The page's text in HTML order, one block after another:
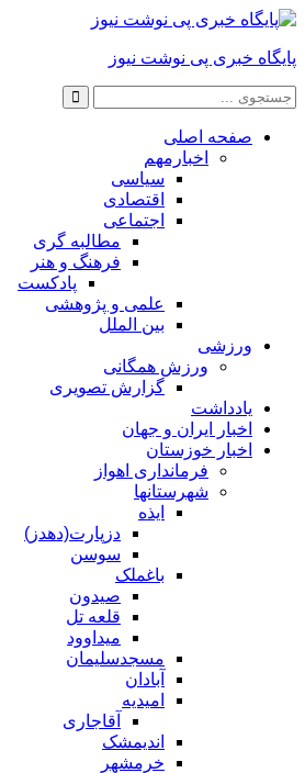
پایگاه خبری پی نوشت نیوز
صفحه اصلی
اخبارمهم
سیاسی
اقتصادی
اجتماعی
مطالبه گری
فرهنگ و هنر
پادکست
علمی و پژوهشی
بین الملل
ورزشی
ورزش همگانی
گزارش تصویری
یادداشت
اخبار ایران و جهان
اخبار خوزستان
فرمانداری اهواز
شهرستانها
ایذه
دزپارت(دهدز)
سوسن
باغملک
صیدون
قلعه تل
میداوود
مسجدسلیمان
آبادان
امیدیه
آقاجاری
اندیمشک
خرمشهر